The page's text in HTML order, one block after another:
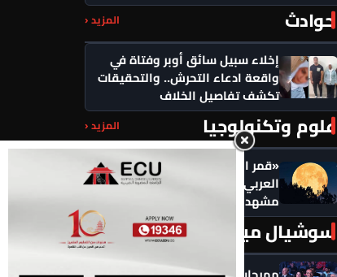
حوادث المزيد ‹
إخلاء سبيل سائق أوبر وفتاة في
واقعة ادعاء التحرش.. والتحقيقات
تكشف تفاصيل الخلاف
علوم وتكنولوجيا المزيد ‹
«قمر الرطب» يزين سماء الوطن
العربي اليوم.. بدر صفر يكتمل في
مشهد فلكي يخطف الأنظار
سوشيال ميديا المزيد ‹
مهرجان سيمفوني للفنون يكرم